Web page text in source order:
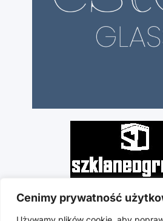
Cenimy prywatność